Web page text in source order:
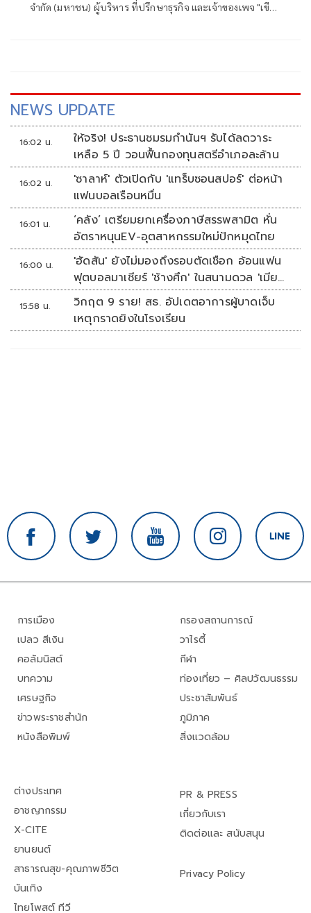
จำกัด (มหาชน) ผู้บริหาร ที่ปรึกษาธุรกิจ และเจ้าของเพจ "เขียน
NEWS UPDATE
16:02 น.
ให้จริง! ประธานชมรมกำนันฯ รับได้ลดวาระ
เหลือ 5 ปี วอนฟื้นกองทุนสตรีอำเภอละล้าน
16:02 น.
'ซาลาห์' ตัวเปิดกับ 'แทร็บซอนสปอร์' ต่อหน้า
แฟนบอลเรือนหมื่น
16:01 น.
‘คลัง’ เตรียมยกเครื่องภาษีสรรพสามิต หั่น
อัตราหนุนEV-อุตสาหกรรมใหม่ปักหมุดไทย
16:00 น.
'ฮัดสัน' ยังไม่มองถึงรอบตัดเชือก อ้อนแฟน
ฟุตบอลมาเชียร์ 'ช้างศึก' ในสนามดวล 'เมีย
นมา'
15:58 น.
วิกฤต 9 ราย! สธ. อัปเดตอาการผู้บาดเจ็บ
เหตุกราดยิงในโรงเรียน
การเมือง
เปลว สีเงิน
คอลัมนิสต์
บทความ
เศรษฐกิจ
ข่าวพระราชสำนัก
หนังสือพิมพ์
กรองสถานการณ์
วาไรตี้
กีฬา
ท่องเที่ยว – ศิลปวัฒนธรรม
ประชาสัมพันธ์
ภูมิภาค
สิ่งแวดล้อม
ต่างประเทศ
อาชญากรรม
X-CITE
ยานยนต์
สาธารณสุข-คุณภาพชีวิต
บันเทิง
ไทยโพสต์ ทีวี
PR & PRESS
เกี่ยวกับเรา
ติดต่อและ สนับสนุน
Privacy Policy